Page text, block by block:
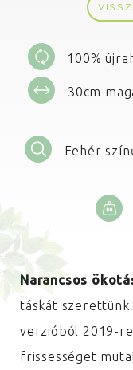
100%
30cm
Fehér
Narancsos
táskát szerettünk
verzióból 2019-
frissességet